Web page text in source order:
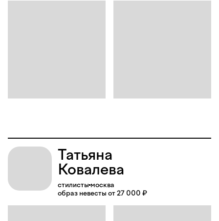
Татьяна
Ковалева
стилисты москва
образ невесты от 27 000 ₽